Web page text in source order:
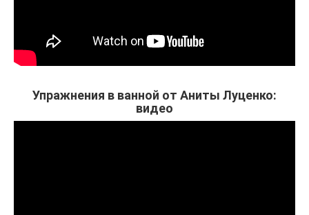
Упражнения в ванной от Аниты Луценко:
видео